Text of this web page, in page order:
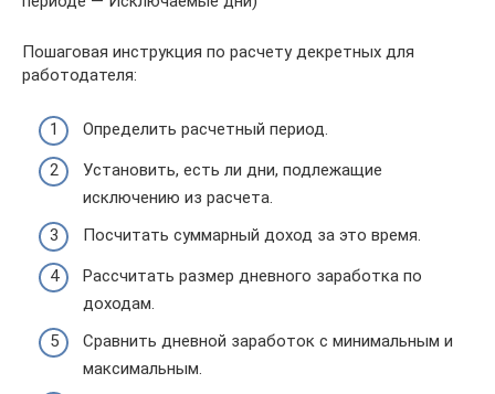
Пошаговая инструкция по расчету декретных для
работодателя:
Определить расчетный период.
Установить, есть ли дни, подлежащие
исключению из расчета.
Посчитать суммарный доход за это время.
Рассчитать размер дневного заработка по
доходам.
Сравнить дневной заработок с минимальным и
максимальным.